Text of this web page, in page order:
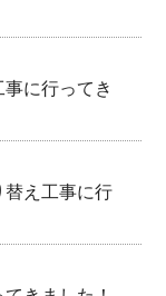
に行ってき
え工事に行